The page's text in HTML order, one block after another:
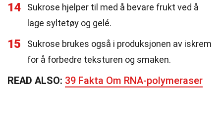
14
Sukrose hjelper til med å bevare frukt ved å
lage syltetøy og gelé.
15
Sukrose brukes også i produksjonen av iskrem
for å forbedre teksturen og smaken.
READ ALSO: 39 Fakta Om RNA-polymeraser